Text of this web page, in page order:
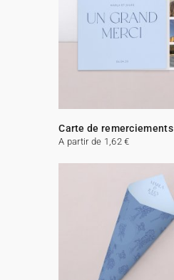
Carte de remerciements
A partir de 1,62 €